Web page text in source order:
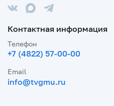
Контактная информация
Телефон
+7 (4822) 57-00-00
Email
info@tvgmu.ru